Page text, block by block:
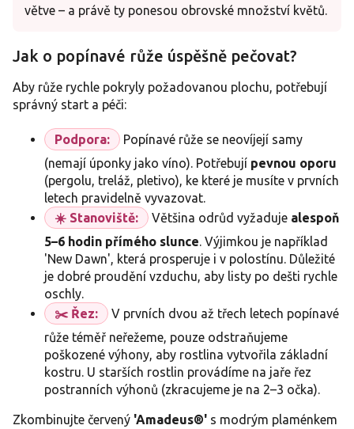
větve – a právě ty ponesou obrovské množství květů.
Jak o popínavé růže úspěšně pečovat?
Aby růže rychle pokryly požadovanou plochu, potřebují
správný start a péči:
Podpora:
Popínavé růže se neovíjejí samy
(nemají úponky jako víno). Potřebují pevnou oporu
(pergolu, treláž, pletivo), ke které je musíte v prvních
letech pravidelně vyvazovat.
☀️ Stanoviště:
Většina odrůd vyžaduje alespoň
5–6 hodin přímého slunce. Výjimkou je například
'New Dawn', která prosperuje i v polostínu. Důležité
je dobré proudění vzduchu, aby listy po dešti rychle
oschly.
✂️ Řez:
V prvních dvou až třech letech popínavé
růže téměř neřežeme, pouze odstraňujeme
poškozené výhony, aby rostlina vytvořila základní
kostru. U starších rostlin provádíme na jaře řez
postranních výhonů (zkracujeme je na 2–3 očka).
Zkombinujte červený 'Amadeus®' s modrým plaménkem